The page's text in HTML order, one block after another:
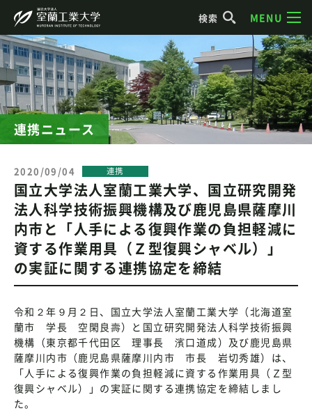
検索 MENU
連携ニュース
2020/09/04 連携
国立大学法人室蘭工業大学、国立研究開発
法人科学技術振興機構及び鹿児島県薩摩川
内市と「人手による復興作業の負担軽減に
資する作業用具（Ｚ型復興シャベル）」
の実証に関する連携協定を締結
令和２年９月２日、国立大学法人室蘭工業大学（北海道室
蘭市 学長 空閑良壽）と国立研究開発法人科学技術振興
機構（東京都千代田区 理事長 濱口道成）及び鹿児島県
薩摩川内市（鹿児島県薩摩川内市 市長 岩切秀雄）は、
「人手による復興作業の負担軽減に資する作業用具（Ｚ型
復興シャベル）」の実証に関する連携協定を締結しまし
た。